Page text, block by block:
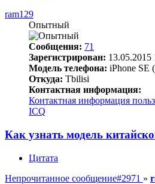
ram129
Опытный
Сообщения: 71
Зарегистрирован: 13.05.2015
Модель телефона: iPhone SE
Откуда: Tbilisi
Контактная информация:
Контактная информация
ICQ
Как узнать модель
Цитата
Непрочитанное сообщение#2971 »